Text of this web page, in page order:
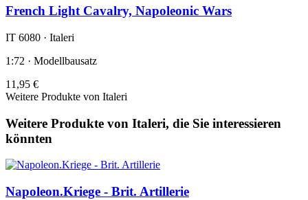
French Light Cavalry, Napoleonic Wars
IT 6080 · Italeri
1:72 · Modellbausatz
11,95 €
Weitere Produkte von Italeri
Weitere Produkte von Italeri, die Sie interessieren
könnten
Napoleon.Kriege - Brit. Artillerie